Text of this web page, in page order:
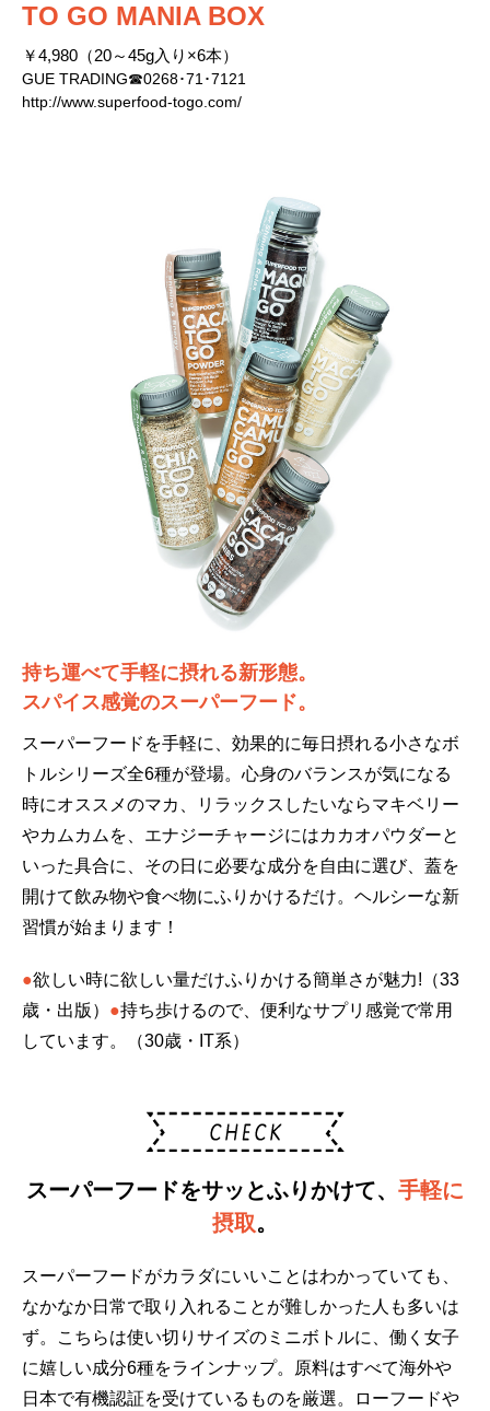
TO GO MANIA BOX
￥4,980（20～45g入り×6本）
GUE TRADING☎0268･71･7121
http://www.superfood-togo.com/
持ち運べて手軽に摂れる新形態。
スパイス感覚のスーパーフード。
スーパーフードを手軽に、効果的に毎日摂れる小さなボ
トルシリーズ全6種が登場。心身のバランスが気になる
時にオススメのマカ、リラックスしたいならマキベリー
やカムカムを、エナジーチャージにはカカオパウダーと
いった具合に、その日に必要な成分を自由に選び、蓋を
開けて飲み物や食べ物にふりかけるだけ。ヘルシーな新
習慣が始まります！
●欲しい時に欲しい量だけふりかける簡単さが魅力!（33
歳・出版） ●持ち歩けるので、便利なサプリ感覚で常用
しています。（30歳・IT系）
スーパーフードをサッとふりかけて、 手軽に
摂取。
スーパーフードがカラダにいいことはわかっていても、
なかなか日常で取り入れることが難しかった人も多いは
ず。こちらは使い切りサイズのミニボトルに、働く女子
に嬉しい成分6種をラインナップ。原料はすべて海外や
日本で有機認証を受けているものを厳選。ローフードや